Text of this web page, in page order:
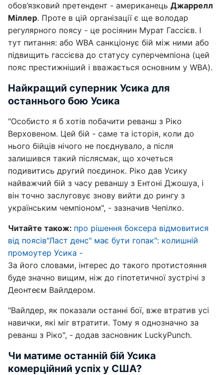
обов’язковий претендент - американець Джаррелл
Міллер. Проте в цій організації є ще володар
регулярного поясу - це росіянин Мурат Гассієв. І
тут питання: або WBA санкціонує бій між ними або
підвищить гассієва до статусу суперчемпіона (цей
пояс престижніший і вважається основним у WBA).
Найкращий суперник Усика для
останнього бою Усика
"Особисто я б хотів побачити реванш з Ріко
Верховеном. Цей бій - саме та історія, коли до
нього бійців нічого не поєднувало, а після
залишився такий післясмак, що хочеться
подивитись другий поєдинок. Ріко дав Усику
найважчий бій з часу реваншу з Ентоні Джошуа, і
він точно заслуговує знову вийти до рингу з
українським чемпіоном", - зазначив Чепілко.
Читайте також: про рішення боксера відмовитися
від поясів"Ласт денс" має бути гопак": колишній
промоутер Усика -
За його словами, інтерес до такого протистояння
буде значно вищим, ніж до гіпотетичної зустрічі з
Деонтеєм Вайлдером.
"Вайлдер, як показали останні бої, вже втратив усі
навички, які міг втратити. Тому я однозначно за
реванш з Ріко", - додав засновник LuckyPunch.
Чи матиме останній бій Усика
комерційний успіх у США?